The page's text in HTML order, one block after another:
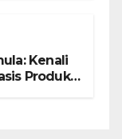
Kenali
Produk,